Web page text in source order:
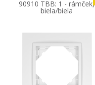
90910 TBB: 1 - rámček,
biela/biela